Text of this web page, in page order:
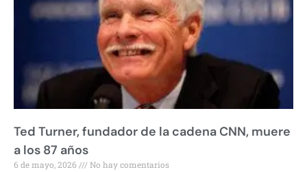
Ted Turner, fundador de la cadena CNN, muere
a los 87 años
6 de mayo, 2026 No hay comentarios